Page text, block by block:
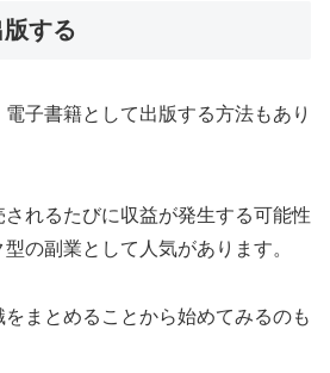
する
子書籍として出版する方法もあり
れるたびに収益が発生する可能性
の副業として人気があります。
まとめることから始めてみるのも